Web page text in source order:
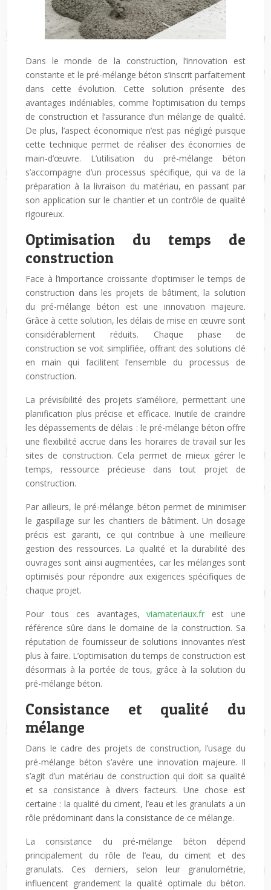
Dans le monde de la construction, l’innovation est
constante et le pré-mélange béton s’inscrit parfaitement
dans cette évolution. Cette solution présente des
avantages indéniables, comme l’optimisation du temps
de construction et l’assurance d’un mélange de qualité.
De plus, l’aspect économique n’est pas négligé puisque
cette technique permet de réaliser des économies de
main-d’œuvre. L’utilisation du pré-mélange béton
s’accompagne d’un processus spécifique, qui va de la
préparation à la livraison du matériau, en passant par
son application sur le chantier et un contrôle de qualité
rigoureux.
Optimisation du temps de
construction
Face à l’importance croissante d’optimiser le temps de
construction dans les projets de bâtiment, la solution
du pré-mélange béton est une innovation majeure.
Grâce à cette solution, les délais de mise en œuvre sont
considérablement réduits. Chaque phase de
construction se voit simplifiée, offrant des solutions clé
en main qui facilitent l’ensemble du processus de
construction.
La prévisibilité des projets s’améliore, permettant une
planification plus précise et efficace. Inutile de craindre
les dépassements de délais : le pré-mélange béton offre
une flexibilité accrue dans les horaires de travail sur les
sites de construction. Cela permet de mieux gérer le
temps, ressource précieuse dans tout projet de
construction.
Par ailleurs, le pré-mélange béton permet de minimiser
le gaspillage sur les chantiers de bâtiment. Un dosage
précis est garanti, ce qui contribue à une meilleure
gestion des ressources. La qualité et la durabilité des
ouvrages sont ainsi augmentées, car les mélanges sont
optimisés pour répondre aux exigences spécifiques de
chaque projet.
Pour tous ces avantages,viamateriaux.fr est une
référence sûre dans le domaine de la construction. Sa
réputation de fournisseur de solutions innovantes n’est
plus à faire. L’optimisation du temps de construction est
désormais à la portée de tous, grâce à la solution du
pré-mélange béton.
Consistance et qualité du
mélange
Dans le cadre des projets de construction, l’usage du
pré-mélange béton s’avère une innovation majeure. Il
s’agit d’un matériau de construction qui doit sa qualité
et sa consistance à divers facteurs. Une chose est
certaine : la qualité du ciment, l’eau et les granulats a un
rôle prédominant dans la consistance de ce mélange.
La consistance du pré-mélange béton dépend
principalement du rôle de l’eau, du ciment et des
granulats. Ces derniers, selon leur granulométrie,
influencent grandement la qualité optimale du béton.